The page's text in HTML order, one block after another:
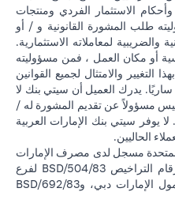
الاستثمار الفردي ومنتجات
طلب المشورة القانونية و / أو
والضريبية لمعاملاته الاستثمارية.
أو مكان العمل ، فمن مسؤوليته
التغيير والامتثال لجميع القوانين
ساريًا. يدرك العميل أن سيتي بنك لا
مسؤولاً عن تقديم المشورة له /
لا يوفر سيتي بنك الإمارات العربية
الحاليين.
المتحدة مسجل لدى مصرف الإمارات
العربية المتحدة المركزي بموجب أرقام التراخيص BSD/504/83 لفرع
الوصل دبي، و13/184/2019 لفرع مول الإمارات دبي، وBSD/692/83